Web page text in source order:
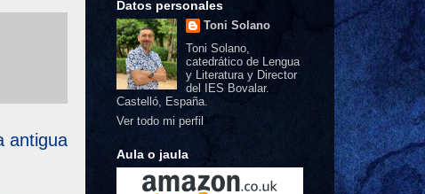
antigua
Datos personales
Toni Solano
Toni Solano,
catedrático de Lengua
y Literatura y Director
del IES Bovalar.
Castelló, España.
Ver todo mi perfil
Aula o jaula